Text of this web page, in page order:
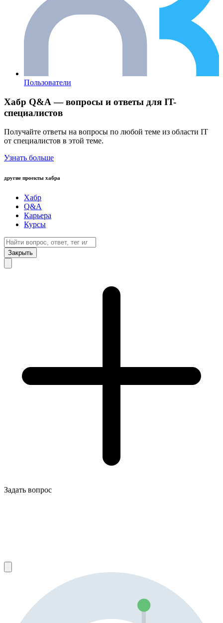
Пользователи
Хабр Q&A — вопросы и ответы для IT-
специалистов
Получайте ответы на вопросы по любой теме из области IT
от специалистов в этой теме.
Узнать больше
другие проекты хабра
Хабр
Q&A
Карьера
Курсы
Закрыть
Задать вопрос